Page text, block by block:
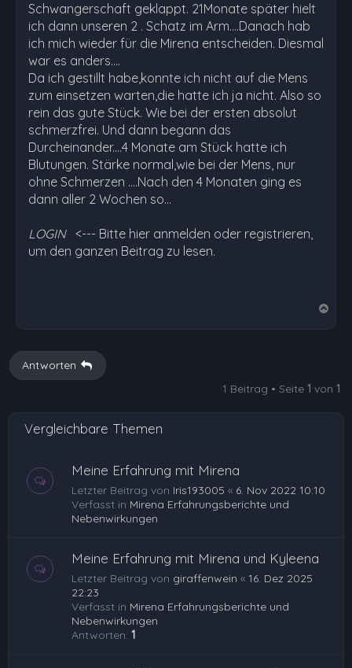
Schwangerschaft geklappt. 21Monate später hielt
ich dann unseren 2 . Schatz im Arm....Danach hab
ich mich wieder für die Mirena entscheiden. Diesmal
war es anders....
Da ich gestillt habe,konnte ich nicht auf die Mens
zum einsetzen warten,die hatte ich ja nicht. Also so
rein das gute Stück. Wie bei der ersten absolut
schmerzfrei. Und dann begann das
Durcheinander....4 Monate am Stück hatte ich
Blutungen. Stärke normal,wie bei der Mens, nur
ohne Schmerzen ....Nach den 4 Monaten ging es
dann aller 2 Wochen so…
LOGIN <--- Bitte hier anmelden oder registrieren,
um den ganzen Beitrag zu lesen.
b
Antworten
1 Beitrag • Seite 1 von 1
Vergleichbare Themen
Meine Erfahrung mit Mirena
Letzter Beitrag von Iris193005 « 6. Nov 2022 10:10
Verfasst in Mirena Erfahrungsberichte und
Nebenwirkungen
Meine Erfahrung mit Mirena und Kyleena
Letzter Beitrag von giraffenwein « 16. Dez 2025
22:23
Verfasst in Mirena Erfahrungsberichte und
Nebenwirkungen
Antworten: 1